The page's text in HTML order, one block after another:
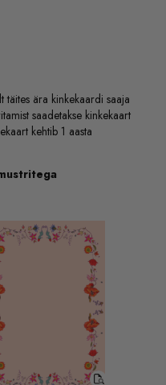
täites ära kinkekaardi saaja
saadetakse kinkekaart
kehtib 1 aasta